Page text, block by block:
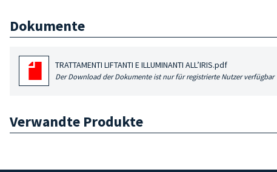
Dokumente
TRATTAMENTI LIFTANTI E ILLUMINANTI ALL’IRIS.pdf
Der Download der Dokumente ist nur für registrierte Nutzer verfügbar
Verwandte Produkte